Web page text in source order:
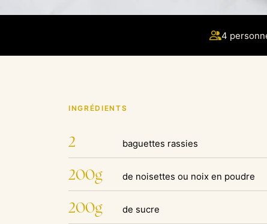
4
INGRÉDIENTS
2 baguettes rassies
200g de noisettes ou noix en poudre
200g de sucre